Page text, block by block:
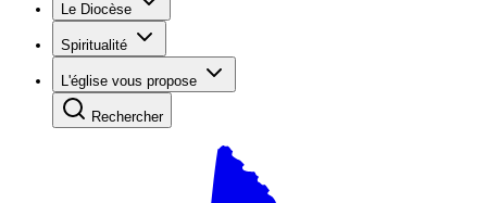
Le Diocèse
Spiritualité
L'église vous propose
Rechercher